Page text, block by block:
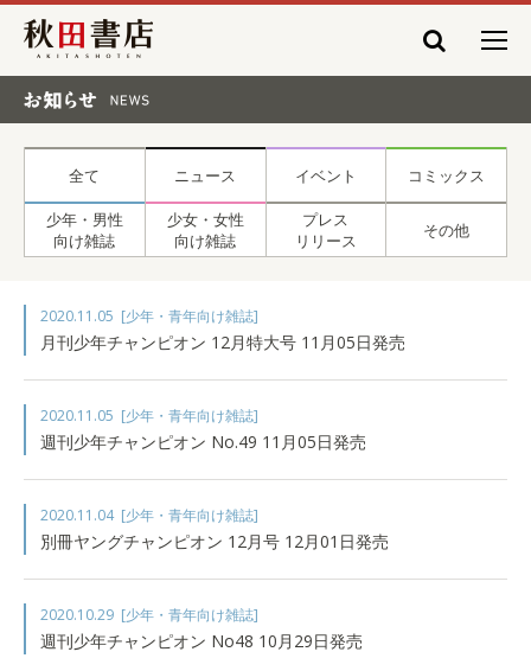
秋田書店
全て ニュース イベント コミックス
少年・男性
向け雑誌
少女・女性
向け雑誌
プレス
リリース
その他
2020.11.05 [少年・青年向け雑誌]
月刊少年チャンピオン 12月特大号 11月05日発売
2020.11.05 [少年・青年向け雑誌]
週刊少年チャンピオン No.49 11月05日発売
2020.11.04 [少年・青年向け雑誌]
別冊ヤングチャンピオン 12月号 12月01日発売
2020.10.29 [少年・青年向け雑誌]
週刊少年チャンピオン No48 10月29日発売